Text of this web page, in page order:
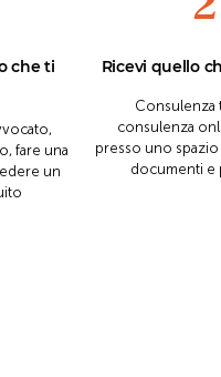
che ti
fare una
un
Ricevi quello
Consulenza
consulenza
presso uno
documenti e